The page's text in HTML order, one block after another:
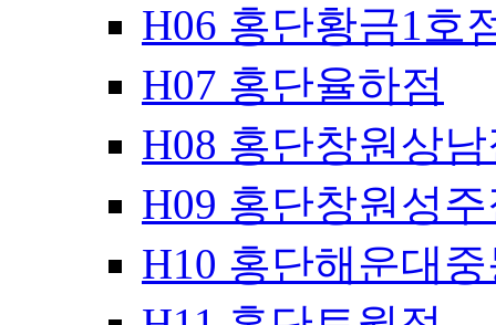
H06 홍단황금1호
H07 홍단율하점
H08 홍단창원상
H09 홍단창원성
H10 홍단해운대